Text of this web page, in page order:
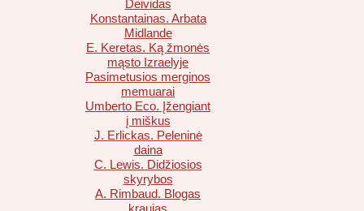
Deividas
Konstantainas. Arbata
Midlande
E. Keretas. Ką žmonės
mąsto Izraelyje
Pasimetusios merginos
memuarai
Umberto Eco. Įžengiant
į miškus
J. Erlickas. Peleninė
daina
C. Lewis. Didžiosios
skyrybos
A. Rimbaud. Blogas
kraujas